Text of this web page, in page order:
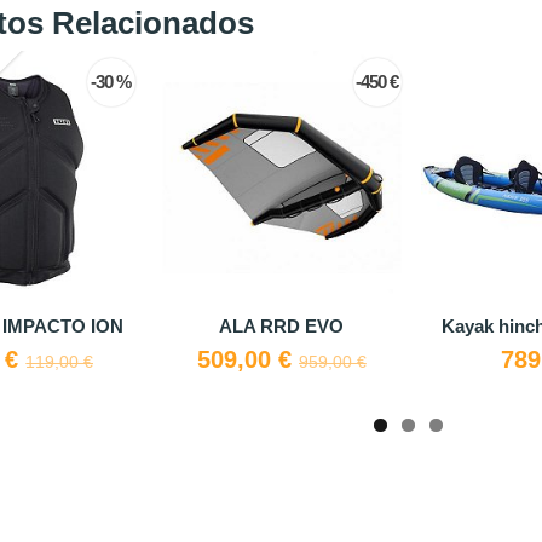
Relacionados
COASTO
320,00 €
Carro Kayak Universal CKU3,
54,90 €
Remo